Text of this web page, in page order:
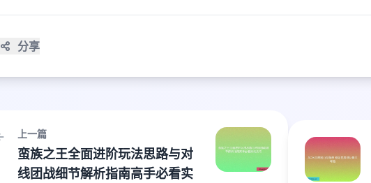
分享
上一篇
蛮族之王全面进阶玩法思路与对
线团战细节解析指南高手必看实